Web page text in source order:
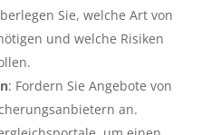
Sie, welche Art von
und welche Risiken
: Fordern Sie Angebote von
an.